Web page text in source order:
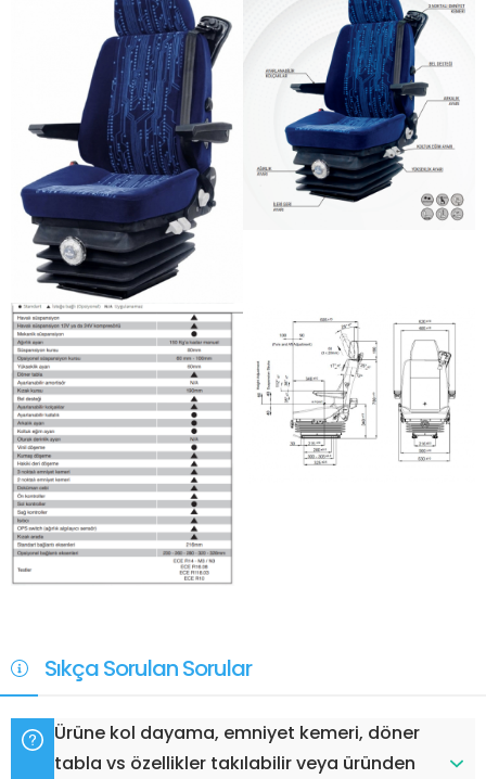
Sıkça Sorulan Sorular
Ürüne kol dayama, emniyet kemeri, döner
tabla vs özellikler takılabilir veya üründen